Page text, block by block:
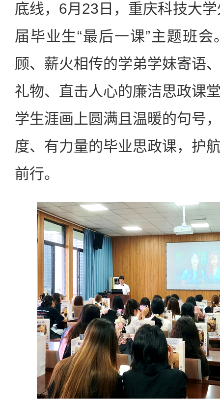
底线，6月23日，重庆科技大
届毕业生“最后一课”主题班
顾、薪火相传的学弟学妹寄语
礼物、直击人心的廉洁思政课
学生涯画上圆满且温暖的句号
度、有力量的毕业思政课，护
前行。